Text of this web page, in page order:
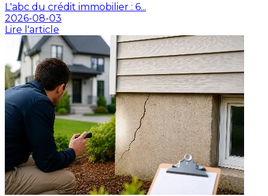
L'abc du crédit immobilier : 6...
2026-08-03
Lire l'article